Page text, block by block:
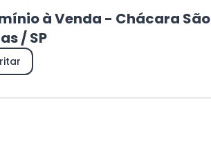
à Venda - Chácara São
/ SP